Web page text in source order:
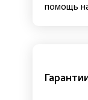
помощь